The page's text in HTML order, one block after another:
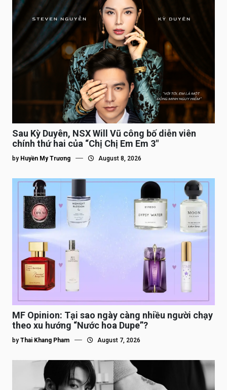
Sau Kỳ Duyên, NSX Will Vũ công bố diễn viên
chính thứ hai của “Chị Chị Em Em 3″
by Huyền My Trương August 8, 2026
MF Opinion: Tại sao ngày càng nhiều người chạy
theo xu hướng “Nước hoa Dupe”?
by Thai Khang Pham August 7, 2026